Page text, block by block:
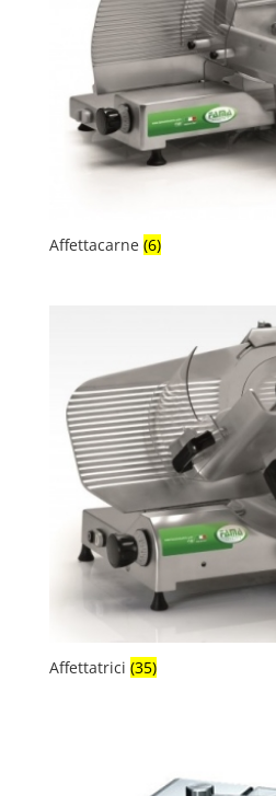
Affettacarne (6)
Affettatrici (35)